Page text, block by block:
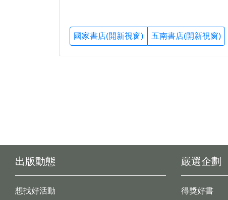
國家書店(開新視窗) 五南書店(開新視窗)
出版動態
想找好活動
嚴選企劃
得獎好書